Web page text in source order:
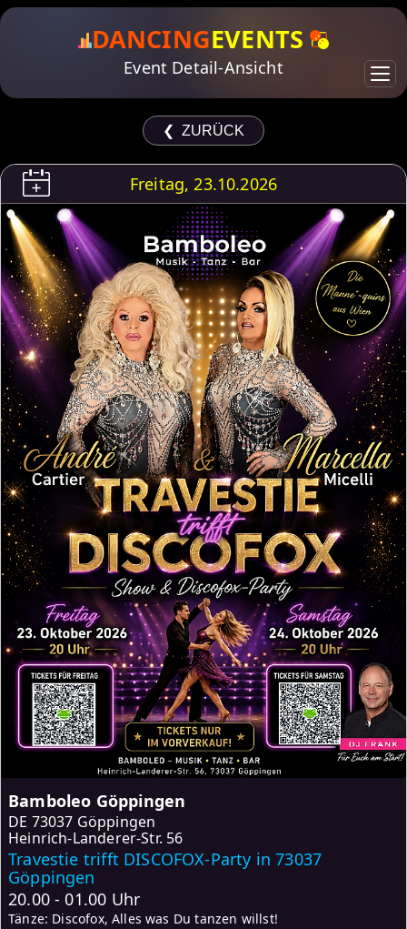
DANCINGEVENTS
Event Detail-Ansicht
❮ ZURÜCK
Freitag, 23.10.2026
Bamboleo Göppingen
DE 73037 Göppingen
Heinrich-Landerer-Str. 56
Travestie trifft DISCOFOX-Party in 73037
Göppingen
20.00 - 01.00 Uhr
Tänze: Discofox, Alles was Du tanzen willst!